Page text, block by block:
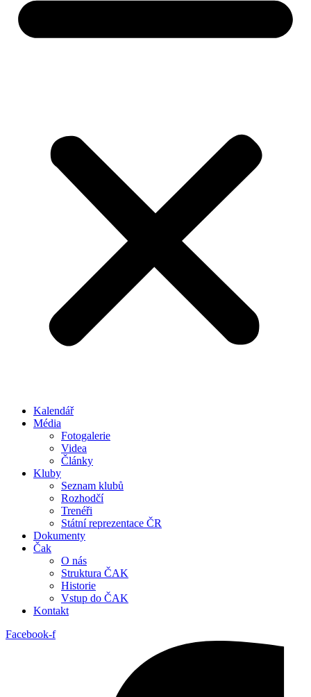
Kalendář
Média
Fotogalerie
Videa
Články
Kluby
Seznam klubů
Rozhodčí
Trenéři
Státní reprezentace ČR
Dokumenty
Čak
O nás
Struktura ČAK
Historie
Vstup do ČAK
Kontakt
Facebook-f